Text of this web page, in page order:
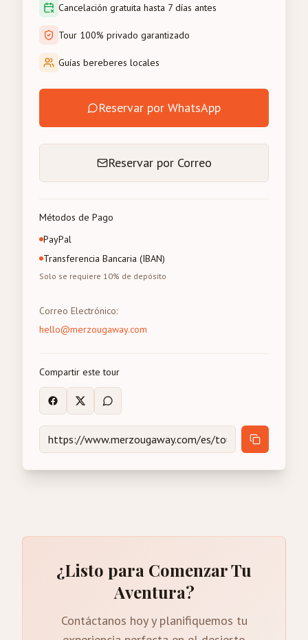
Cancelación gratuita hasta 7 días antes
Tour 100% privado garantizado
Guías bereberes locales
Reservar por WhatsApp
Reservar por Correo
Métodos de Pago
PayPal
Transferencia Bancaria (IBAN)
Solo se requiere 10% de depósito
Correo Electrónico:
hello@merzougaway.com
Compartir este tour
¿Listo para Comenzar Tu
Aventura?
Contáctanos hoy y planifiquemos tu